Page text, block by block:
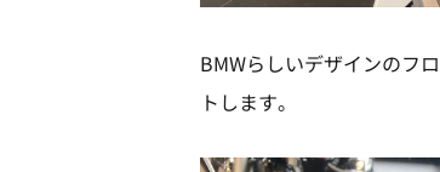
BMWらしいデザインのフ
トします。